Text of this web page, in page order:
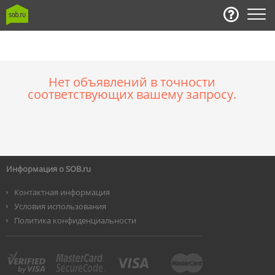
Нет объявлений в точности
соответствующих вашему запросу.
Информация о SOB.ru
Контактная информация
Условия использования
Политика конфиденциальности